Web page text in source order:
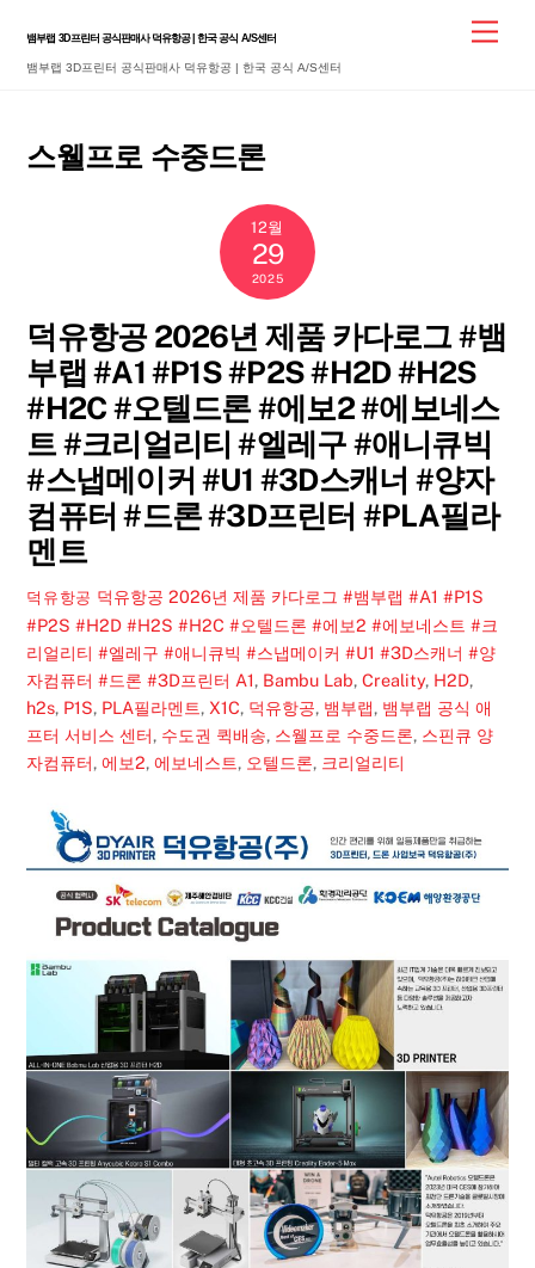
content
뱀부랩 3D프린터 공식판매사 덕유항공 | 한국 공식 A/S센터
뱀부랩 3D프린터 공식판매사 덕유항공 | 한국 공식 A/S센터
스웰프로 수중드론
12월
29
2025
덕유항공 2026년 제품 카다로그 #뱀
부랩 #A1 #P1S #P2S #H2D #H2S
#H2C #오텔드론 #에보2 #에보네스
트 #크리얼리티 #엘레구 #애니큐빅
#스냅메이커 #U1 #3D스캐너 #양자
컴퓨터 #드론 #3D프린터 #PLA필라
멘트
덕유항공 덕유항공 2026년 제품 카다로그 #뱀부랩 #A1 #P1S
#P2S #H2D #H2S #H2C #오텔드론 #에보2 #에보네스트 #크
리얼리티 #엘레구 #애니큐빅 #스냅메이커 #U1 #3D스캐너 #양
자컴퓨터 #드론 #3D프린터 A1, Bambu Lab,Creality, H2D,
h2s, P1S, PLA필라멘트, X1C, 덕유항공, 뱀부랩, 뱀부랩 공식 애
프터 서비스 센터, 수도권 퀵배송, 스웰프로 수중드론, 스핀큐 양
자컴퓨터,에보2,에보네스트, 오텔드론, 크리얼리티